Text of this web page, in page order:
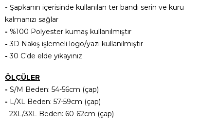
- Şapkanın içerisinde kullanılan ter bandı serin ve kuru
kalmanızı sağlar
- %100 Polyester kumaş kullanılmıştır
-3D Nakış işlemeli logo/yazı kullanılmıştır
-30 C'de elde yıkayınız
ÖLÇÜLER
- S/M Beden: 54-56cm (çap)
- L/XL Beden: 57-59cm (çap)
- 2XL/3XL Beden: 60-62cm (çap)